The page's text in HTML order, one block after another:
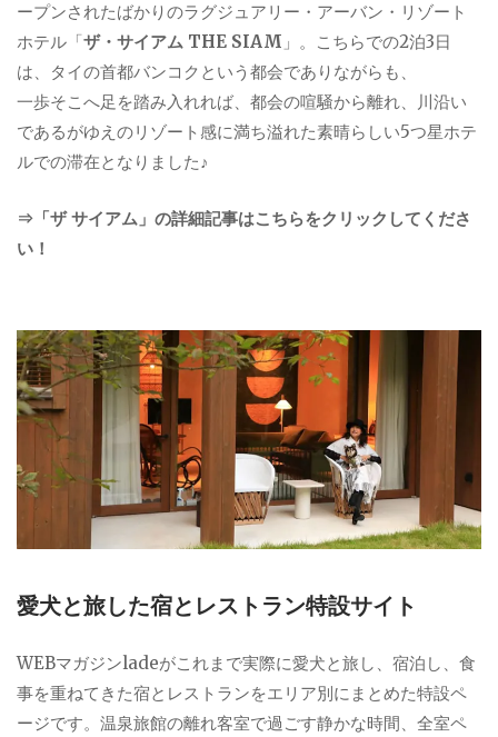
ープンされたばかりのラグジュアリー・アーバン・リゾート
ホテル「ザ・サイアム THE SIAM 」。こちらでの2泊3日
は、タイの首都バンコクという都会でありながらも、
一歩そこへ足を踏み入れれば、都会の喧騒から離れ、川沿い
であるがゆえのリゾート感に満ち溢れた素晴らしい5つ星ホテ
ルでの滞在となりました♪
⇒「ザ サイアム」の詳細記事はこちらをクリックしてくださ
い！
愛犬と旅した宿とレストラン特設サイト
WEBマガジンladeがこれまで実際に愛犬と旅し、宿泊し、食
事を重ねてきた宿とレストランをエリア別にまとめた特設ペ
ージです。温泉旅館の離れ客室で過ごす静かな時間、全室ペ